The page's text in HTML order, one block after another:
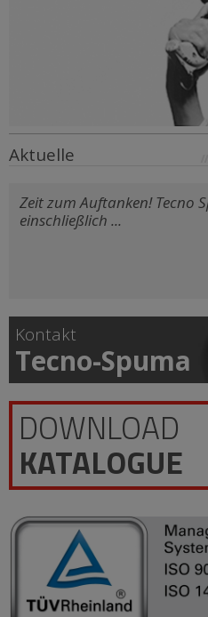
Aktuelle
Zeit zum Auftanken! Tecno
einschließlich ...
Kontakt
Tecno-Spuma
DOWNLOAD
KATALOGUE